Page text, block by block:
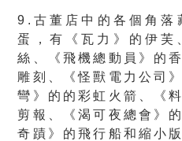
9.古董店中的各個角落
蛋，有《瓦力》的伊芙
絲、《飛機總動員》的
雕刻、《怪獸電力公司
彎》的的彩虹火箭、《
剪報、《渴可夜總會》
奇蹟》的飛行船和縮小